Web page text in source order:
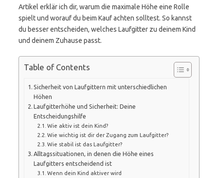
Artikel erklär ich dir, warum die maximale Höhe eine Rolle
spielt und worauf du beim Kauf achten solltest. So kannst
du besser entscheiden, welches Laufgitter zu deinem Kind
und deinem Zuhause passt.
Table of Contents
Sicherheit von Laufgittern mit unterschiedlichen
Höhen
Laufgitterhöhe und Sicherheit: Deine
Entscheidungshilfe
Wie aktiv ist dein Kind?
Wie wichtig ist dir der Zugang zum Laufgitter?
Wie stabil ist das Laufgitter?
Alltagssituationen, in denen die Höhe eines
Laufgitters entscheidend ist
Wenn dein Kind aktiver wird